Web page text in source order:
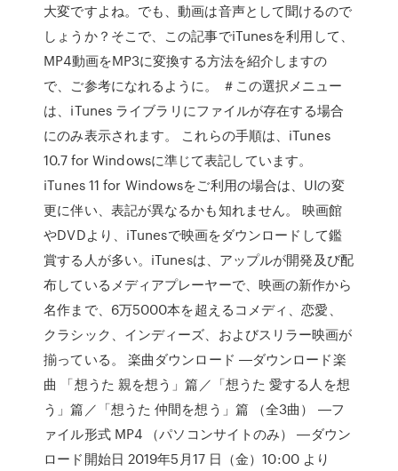
大変ですよね。でも、動画は音声として聞けるので
しょうか？そこで、この記事でiTunesを利用して、
MP4動画をMP3に変換する方法を紹介しますの
で、ご参考になれるように。 ＃この選択メニュー
は、iTunes ライブラリにファイルが存在する場合
にのみ表示されます。 これらの手順は、iTunes
10.7 for Windowsに準じて表記しています。
iTunes 11 for Windowsをご利用の場合は、UIの変
更に伴い、表記が異なるかも知れません。 映画館
やDVDより、iTunesで映画をダウンロードして鑑
賞する人が多い。iTunesは、アップルが開発及び配
布しているメディアプレーヤーで、映画の新作から
名作まで、6万5000本を超えるコメディ、恋愛、
クラシック、インディーズ、およびスリラー映画が
揃っている。 楽曲ダウンロード ―ダウンロード楽
曲 「想うた 親を想う」篇／「想うた 愛する人を想
う」篇／「想うた 仲間を想う」篇 （全3曲） ―フ
ァイル形式 MP4 （パソコンサイトのみ） ―ダウン
ロード開始日 2019年5月17 日（金）10:00 より